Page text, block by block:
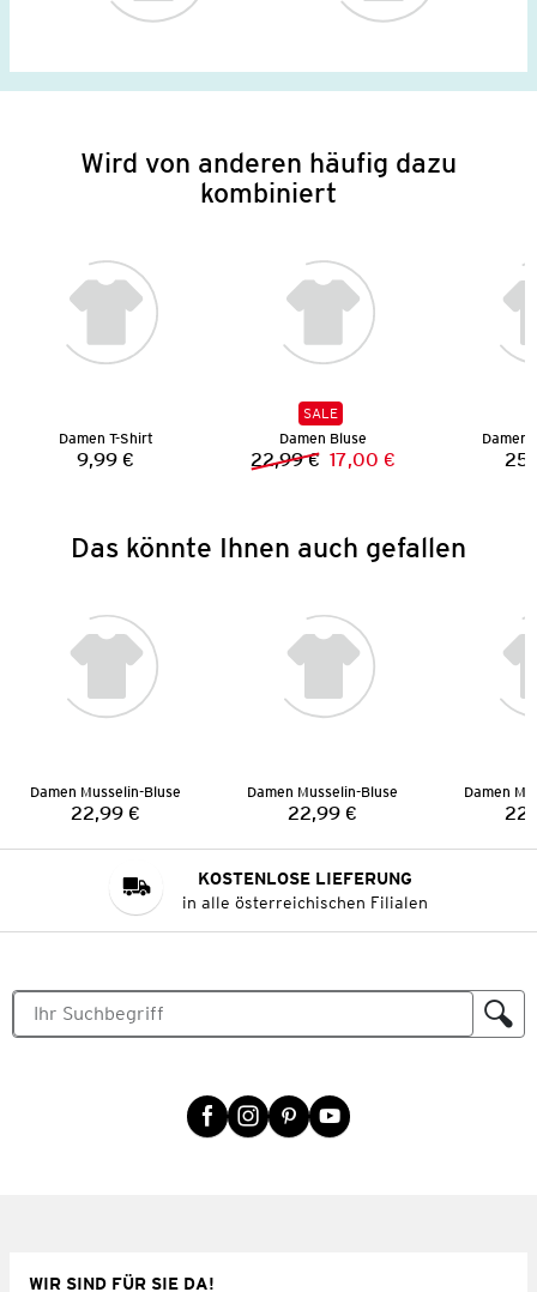
Wird von anderen häufig dazu
kombiniert
Damen T-Shirt
Preis:
9,99 €
SALE
Damen Bluse
Vorheriger Preis:
22,99 € Neuer Preis:
17,00 €
Damen
Das könnte Ihnen auch gefallen
Damen Musselin-Bluse
Preis:
22,99 €
Damen Musselin-Bluse
Preis:
22,99 €
Damen
KOSTENLOSE LIEFERUNG
in alle österreichischen Filialen
WIR SIND FÜR SIE DA!